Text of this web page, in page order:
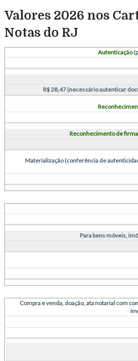
Valores 2026 nos
Notas do RJ
Autenticação
R$ 28,47 (necessário autenticar
Reconhecimento de
Materialização (conferência de
Para bens móveis,
Compra e venda, doação, ata notarial com